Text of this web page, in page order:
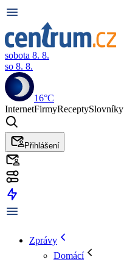
sobota 8. 8.
so 8. 8.
16°C
InternetFirmyReceptySlovníky
Přihlášení
Zprávy
Domácí